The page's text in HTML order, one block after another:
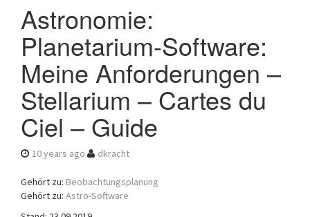
v
Astronomie:
Planetarium-Software:
Meine Anforderungen –
Stellarium – Cartes du
Ciel – Guide
10 years ago dkracht
Gehört zu: Beobachtungsplanung
Gehört zu: Astro-Software